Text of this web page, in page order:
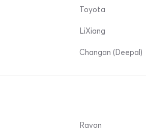
Toyota
LiXiang
Changan (Deepal)
Ravon